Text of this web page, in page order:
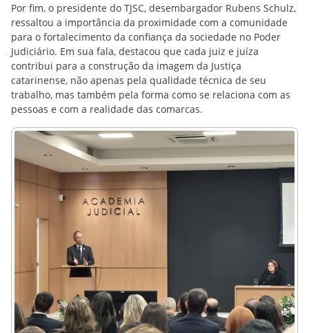
Por fim, o presidente do TJSC, desembargador Rubens Schulz,
ressaltou a importância da proximidade com a comunidade
para o fortalecimento da confiança da sociedade no Poder
Judiciário. Em sua fala, destacou que cada juiz e juíza
contribui para a construção da imagem da Justiça
catarinense, não apenas pela qualidade técnica de seu
trabalho, mas também pela forma como se relaciona com as
pessoas e com a realidade das comarcas.